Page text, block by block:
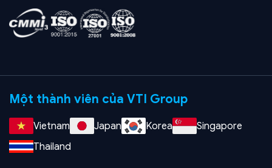
Một thành viên của VTI Group
Vietnam Japan Korea
Singapore
Thailand